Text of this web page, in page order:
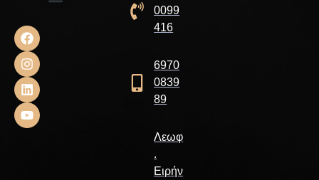
0099
416
6970
0839
89
Λεωφ
.
Ειρήν